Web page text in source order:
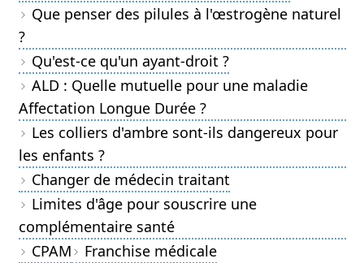
Que penser des pilules à l'œstrogène naturel
?
Qu'est-ce qu'un ayant-droit ?
ALD : Quelle mutuelle pour une maladie
Affectation Longue Durée ?
Les colliers d'ambre sont-ils dangereux pour
les enfants ?
Changer de médecin traitant
Limites d'âge pour souscrire une
complémentaire santé
CPAM
Franchise médicale